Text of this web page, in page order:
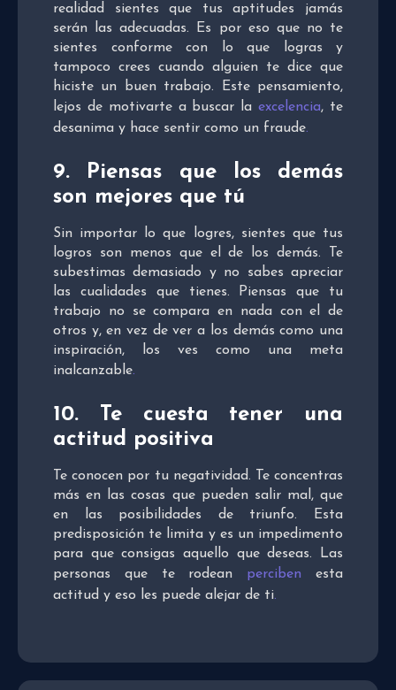
realidad sientes que tus aptitudes jamás
serán las adecuadas. Es por eso que no te
sientes conforme con lo que logras y
tampoco crees cuando alguien te dice que
hiciste un buen trabajo. Este pensamiento,
lejos de motivarte a buscar laexcelencia, te
desanima y hace sentir como un fraude.
9. Piensas que los demás
son mejores que tú
Sin importar lo que logres, sientes que tus
logros son menos que el de los demás. Te
subestimas demasiado y no sabes apreciar
las cualidades que tienes. Piensas que tu
trabajo no se compara en nada con el de
otros y, en vez de ver a los demás como una
inspiración, los ves como una meta
inalcanzable.
10. Te cuesta tener una
actitud positiva
Te conocen por tu negatividad. Te concentras
más en las cosas que pueden salir mal, que
en las posibilidades de triunfo. Esta
predisposición te limita y es un impedimento
para que consigas aquello que deseas. Las
personas que te rodean perciben esta
actitud y eso les puede alejar de ti.